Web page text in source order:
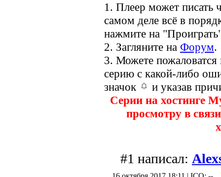
1. Плеер может писать
самом деле всё в
нажмите на
2. Загляните на Форум.
3. Можете
серию с какой-либо
значок
и указав
Серии на хостинге
просмотру в
#1 написал: